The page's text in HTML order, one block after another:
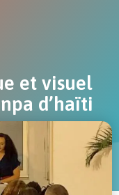
et visuel
d’haïti